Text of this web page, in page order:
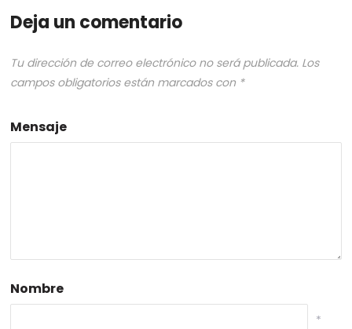
Deja un comentario
Tu dirección de correo electrónico no será publicada. Los
campos obligatorios están marcados con *
Mensaje
Nombre
*